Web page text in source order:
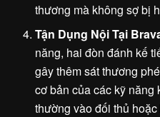
thương mà không sợ bị
Tận Dụng Nội Tại
năng, hai đòn đánh kế
gây thêm sát thương
cơ bản của các kỹ năng
thường vào đối thủ